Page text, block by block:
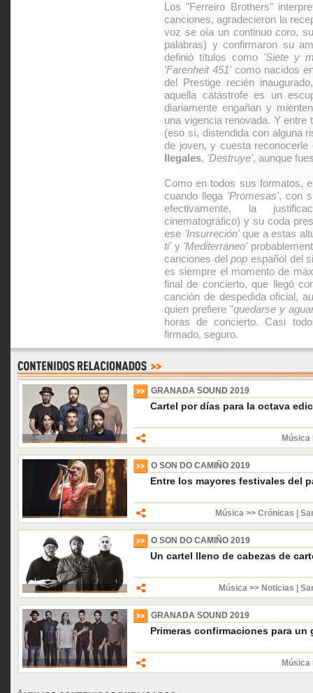
Los "Ferreiro Brothers"
canciones, agradecieron la
voz se oía un continuo coro,
palabras) y confirmaron su
definió títulos como 'Siete y
'Farenheit 451' como nacidos
del Prestige recién
aquella catástrofe es un
diariamente engañan y
una vigencia renovada. Y
(eso sí, distendida con alguna
de joven, y cuesta
Ilegales, 'Destruye', aunque
Como en todos sus formatos,
cuando llega 'Promesas', con
efectivamente, la
cinematográfico) y su coda
ese 'Insurreción'que a estas
ti' y 'Mediterráneo'
canciones delpop español del
es siempre el momento de
final de concierto, que llegó
canción de despedida oficial,
quien prefiere "quedarse y
horas de concierto. Casi
firmado, seguro.
GRANADA SOUND 2019
Cartel por días para la octava
Música
O SON DO CAMIÑO 2019
Entre los mayores festivales del
Música >> Crónicas
O SON DO CAMIÑO 2019
Un cartel lleno de cabezas de
Música >> Noticias
GRANADA SOUND 2019
Primeras confirmaciones para un
Música